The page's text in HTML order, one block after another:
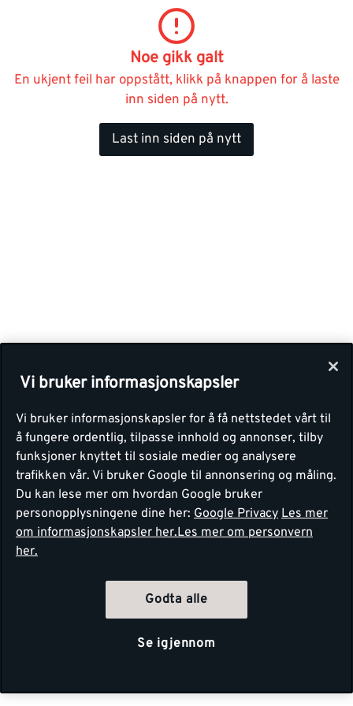
Noe gikk galt
En ukjent feil har oppstått, klikk på knappen for å laste
inn siden på nytt.
Last inn siden på nytt
Vi bruker informasjonskapsler
Vi bruker informasjonskapsler for å få nettstedet vårt til
å fungere ordentlig, tilpasse innhold og annonser, tilby
funksjoner knyttet til sosiale medier og analysere
trafikken vår. Vi bruker Google til annonsering og måling.
Du kan lese mer om hvordan Google bruker
personopplysningene dine her: Google Privacy Les mer
om informasjonskapsler her.Les mer om personvern
her.
Godta alle
Se igjennom